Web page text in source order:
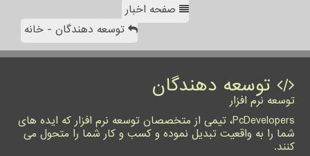
صفحه اخبار
توسعه دهندگان - خانه
توسعه دهندگان
توسعه نرم افزار
PcDevelopers، تیمی از متخصصان توسعه نرم افزار که ایده های
شما را به واقعیت تبدیل نموده و کسب و کار شما را متحول می
کنند.